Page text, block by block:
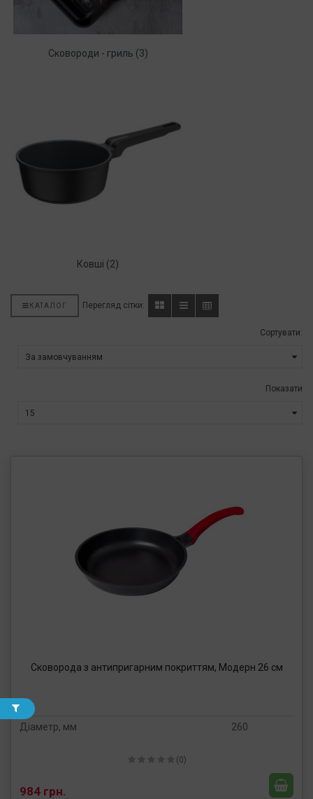
Сковороди - гриль (3)
Ковші (2)
КАТАЛОГ Перегляд сітки:
Сортувати:
Показати
Сковорода з антипригарним покриттям, Модерн 26 см
Діаметр, мм 260
(0)
984 грн.